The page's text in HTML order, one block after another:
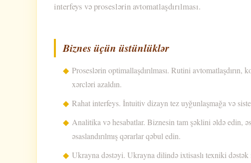
interfeys və proseslərin avtomatlaşdırılması.
Biznes üçün üstünlüklər
Proseslərin optimallaşdırılması. Rutini avtomatlaşdırın,
xərcləri azaldın.
Rahat interfeys. İntuitiv dizayn tez uyğunlaşmağa və
Analitika və hesabatlar. Biznesin tam şəklini əldə edin,
əsaslandırılmış qərarlar qəbul edin.
Ukrayna dəstəyi. Ukrayna dilində ixtisaslı texniki